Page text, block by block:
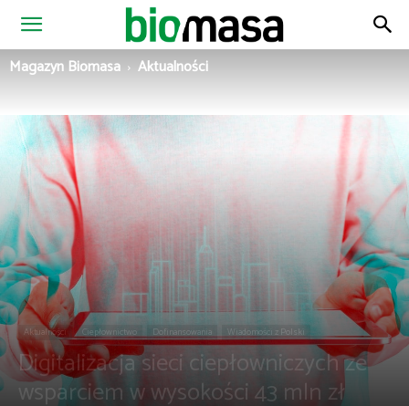
Magazyn
Magazyn Biomasa Aktualności
Aktualności Ciepłownictwo Dofinansowania Wiadomości z Polski
Digitalizacja sieci ciepłowniczych ze
wsparciem w wysokości 43 mln zł